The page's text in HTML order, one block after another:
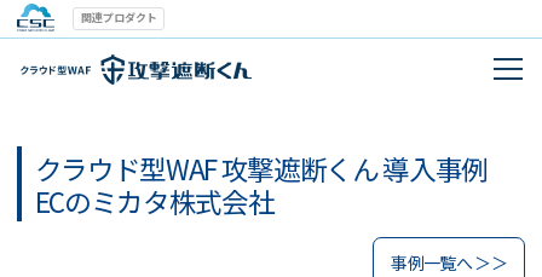
関連プロダクト
クラウド型WAF 攻撃遮断くん 導入事例
ECのミカタ株式会社
事例一覧へ ＞＞